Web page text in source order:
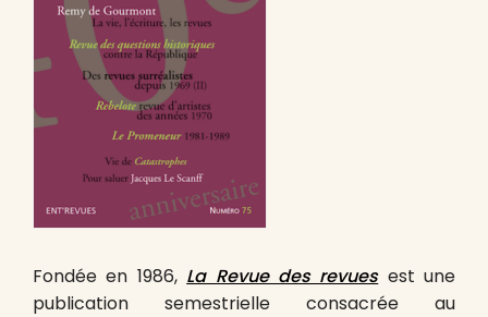
Fondée en 1986, La Revue des revuesest une
publication semestrielle consacrée au